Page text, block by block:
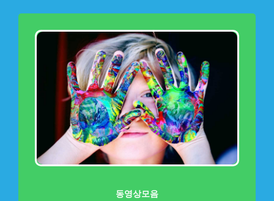
동영상모음